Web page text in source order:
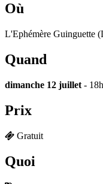
Où
L'Ephémère Guinguette
Quand
dimanche 12 juillet -
Prix
Gratuit
Quoi